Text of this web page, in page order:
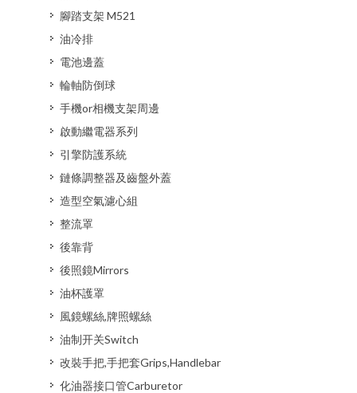
腳踏支架 M521
油冷排
電池邊蓋
輪軸防倒球
手機or相機支架周邊
啟動繼電器系列
引擎防護系統
鏈條調整器及齒盤外蓋
造型空氣濾心組
整流罩
後靠背
後照鏡Mirrors
油杯護罩
風鏡螺絲,牌照螺絲
油制开关Switch
改裝手把,手把套Grips,Handlebar
化油器接口管Carburetor